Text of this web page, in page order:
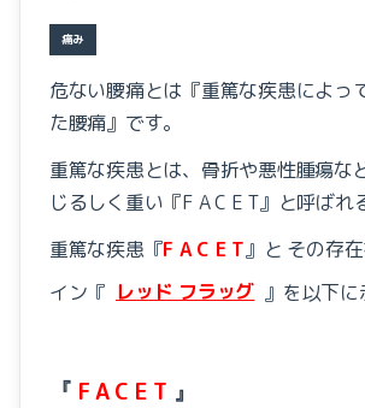
腰痛と画像検査
本の紹介
痛み
危ない腰痛とは 『重篤な疾患によっ
た腰痛』です。
重篤な疾患とは、 骨折や悪性腫瘍な
じるしく重い 『F A C E T』と呼ばれ
重篤な疾患 『F A C E T』と その存
イン『 レッド フラッグ 』を以下に
『 F A C E T 』